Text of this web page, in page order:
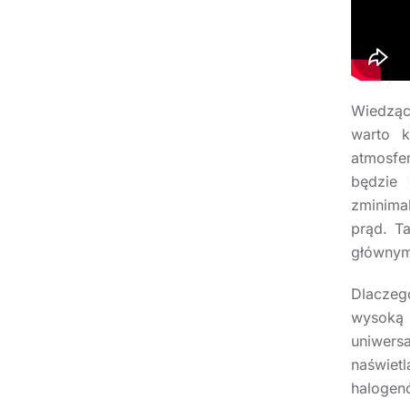
warto
będzie
prąd.